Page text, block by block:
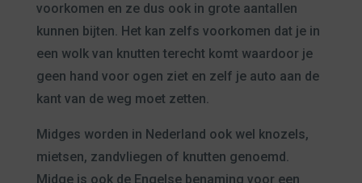
voorkomen en ze dus ook in grote aantallen
kunnen bijten. Het kan zelfs voorkomen dat je in
een wolk van knutten terecht komt waardoor je
geen hand voor ogen ziet en zelf je auto aan de
kant van de weg moet zetten.
Midges worden in Nederland ook wel knozels,
mietsen, zandvliegen of knutten genoemd.
Midge is ook de Engelse benaming voor een